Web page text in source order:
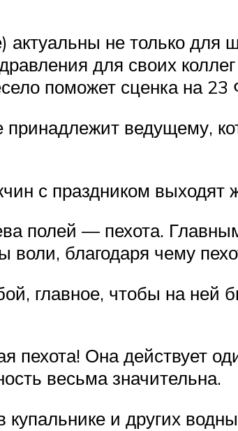
не только для
для своих
поможет сценка на 23
принадлежит ведущему,
с праздником
полей — пехота.
благодаря чему
главное, чтобы на
пехота! Она действует
весьма значительна.
и других